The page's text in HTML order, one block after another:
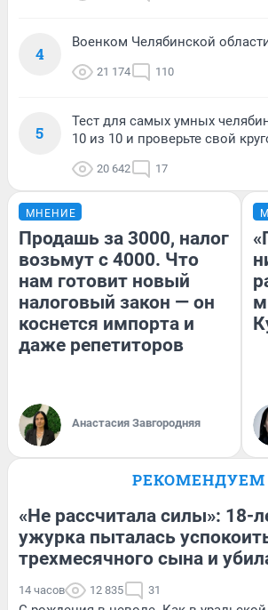
4
Военком Челябинской
21 174 110
5
Тест для самых умных
10 из 10 и проверьте свой
20 642 17
МНЕНИЕ
Продашь за 3000, налог
возьмут с 4000. Что
нам готовит новый
налоговый закон — он
коснется импорта и
даже репетиторов
Анастасия Завгородняя
РЕКОМЕНДУЕМ
«Не рассчитала силы»: 18-
ужурка пыталась
трехмесячного сына и
14 часов 12 835 31